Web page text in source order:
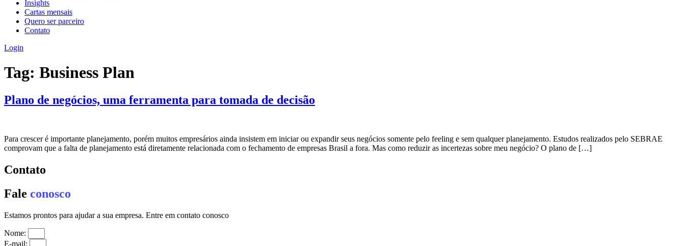
Insights
Cartas mensais
Quero ser parceiro
Contato
Login
Tag: Business Plan
Plano de negócios, uma ferramenta para tomada de decisão
Para crescer é importante planejamento, porém muitos empresários ainda insistem em iniciar ou expandir seus negócios somente pelo feeling e sem qualquer planejamento. Estudos realizados pelo SEBRAE
comprovam que a falta de planejamento está diretamente relacionada com o fechamento de empresas Brasil a fora. Mas como reduzir as incertezas sobre meu negócio? O plano de […]
Contato
Fale conosco
Estamos prontos para ajudar a sua empresa. Entre em contato conosco
Nome:
E-mail: